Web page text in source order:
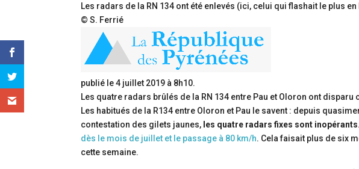
Les radars de la RN 134 ont été enlevés (ici, celui qui flashait le plus en
© S. Ferrié
publié le4 juillet 2019 à 8h10.
Les quatre radars brûlés de la RN 134 entre Pau et Oloron ont disparu
Les habitués de la R134 entre Oloron et Pau le savent : depuis
contestation des gilets jaunes, les quatre radars fixes sont inopérants
dès le mois de juillet et le passage à 80 km/h. Cela faisait plus de six
cette semaine.